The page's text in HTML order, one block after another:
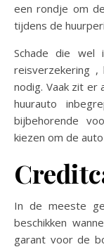
een rondje om
tijdens de
Schade die wel
reisverzekering
nodig. Vaak zit er
huurauto
bijbehorende
kiezen om de
In de meeste
beschikken
garant voor de